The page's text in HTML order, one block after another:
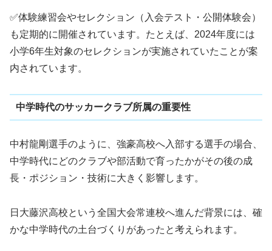
✅体験練習会やセレクション（入会テスト・公開体験会）
も定期的に開催されています。たとえば、2024年度には
小学6年生対象のセレクションが実施されていたことが案
内されています。
中学時代のサッカークラブ所属の重要性
中村龍剛選手のように、強豪高校へ入部する選手の場合、
中学時代にどのクラブや部活動で育ったかがその後の成
長・ポジション・技術に大きく影響します。
日大藤沢高校という全国大会常連校へ進んだ背景には、確
かな中学時代の土台づくりがあったと考えられます。